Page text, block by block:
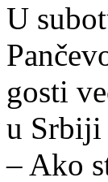
U
gosti
u Srbiji
– Ako